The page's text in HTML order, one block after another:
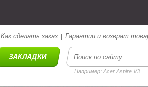
Как сделать заказ Гарантии и возврат
Например: Acer Aspire V3